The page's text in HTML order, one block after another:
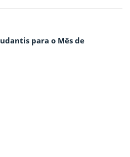
para o Mês de